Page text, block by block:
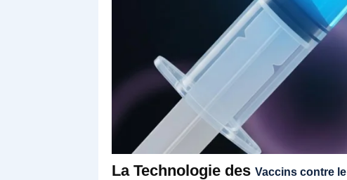
La Technologie des Vaccins contre